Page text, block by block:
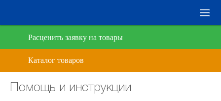
Расценить заявку на товары
Помощь и инструкции